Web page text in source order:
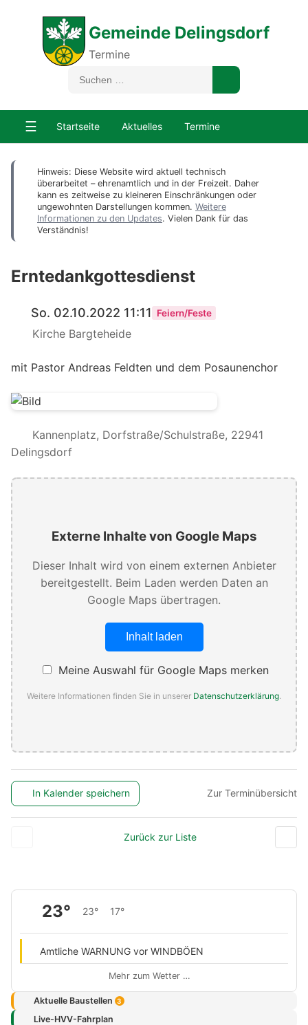
Gemeinde Delingsdorf
Termine
☰ Startseite Aktuelles Termine
Hinweis: Diese Website wird aktuell technisch
überarbeitet – ehrenamtlich und in der Freizeit. Daher
kann es zeitweise zu kleineren Einschränkungen oder
ungewohnten Darstellungen kommen. Weitere
Informationen zu den Updates. Vielen Dank für das
Verständnis!
Erntedankgottesdienst
So. 02.10.2022 11:11 Feiern/Feste
Kirche Bargteheide
mit Pastor Andreas Feldten und dem Posaunenchor
Kannenplatz, Dorfstraße/Schulstraße, 22941
Delingsdorf
Externe Inhalte von Google Maps
Dieser Inhalt wird von einem externen Anbieter
bereitgestellt. Beim Laden werden Daten an
Google Maps übertragen.
Inhalt laden
Meine Auswahl für Google Maps merken
Weitere Informationen finden Sie in unserer Datenschutzerklärung.
In Kalender speichern Zur Terminübersicht
Zurück zur Liste
23° 23° 17°
Amtliche WARNUNG vor WINDBÖEN
Mehr zum Wetter …
Aktuelle Baustellen 3
Live-HVV-Fahrplan